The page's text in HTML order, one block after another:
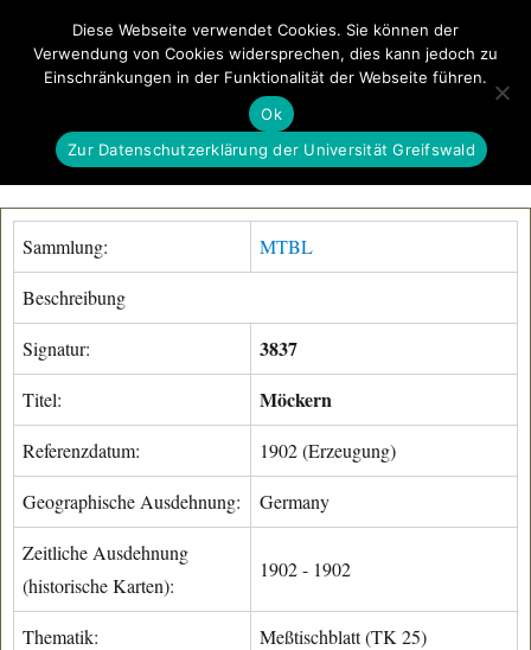
GeoGREIF MENÜ
Sammlung: MTBL
Beschreibung
Signatur: 3837
Titel: Möckern
Referenzdatum: 1902 (Erzeugung)
Geographische Ausdehnung: Germany
Zeitliche Ausdehnung
(historische Karten):
1902 - 1902
Thematik: Meßtischblatt (TK 25)
Diese Webseite verwendet Cookies. Sie können der
Verwendung von Cookies widersprechen, dies kann jedoch zu
Einschränkungen in der Funktionalität der Webseite führen.
Ok
Zur Datenschutzerklärung der Universität Greifswald